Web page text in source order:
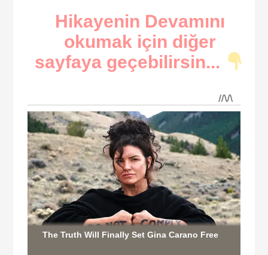
Hikayenin Devamını
okumak için diğer
sayfaya geçebilirsin...